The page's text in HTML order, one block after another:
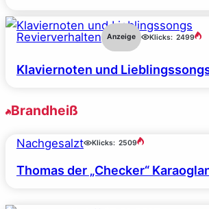
Revierverhalten Anzeige Klicks: 2499
Klaviernoten und
Brandheiß
Nachgesalzt Klicks: 2509
Thomas der „Checker“